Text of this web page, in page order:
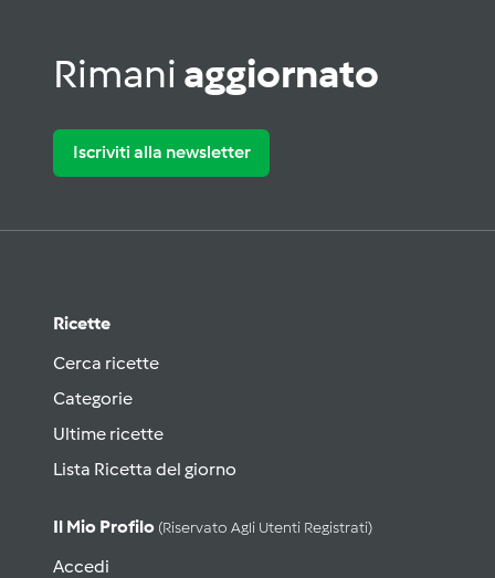
Rimani aggiornato
Iscriviti alla newsletter
Ricette
Cerca ricette
Categorie
Ultime ricette
Lista Ricetta del giorno
Il Mio Profilo (riservato Agli Utenti Registrati)
Accedi